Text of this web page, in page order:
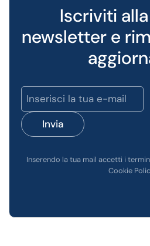
Iscriviti
newsletter e
Invia
Inserendo la tua mail accetti i
Cookie